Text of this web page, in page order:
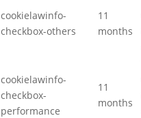
cookielawinfo-
checkbox-others
11
months
cookielawinfo-
checkbox-
performance
11
months